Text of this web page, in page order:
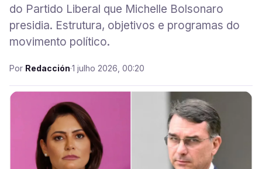
do Partido Liberal que Michelle Bolsonaro
presidia. Estrutura, objetivos e programas do
movimento político.
Por Redacción·1 julho 2026, 00:20